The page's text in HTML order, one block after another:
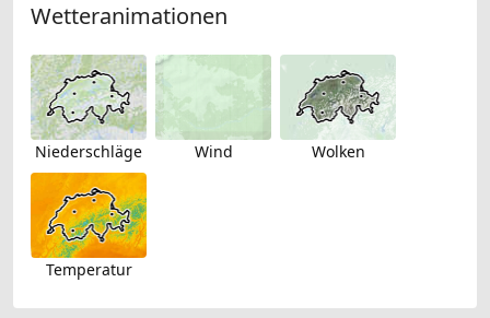
Wetteranimationen
Niederschläge Wind Wolken
Temperatur